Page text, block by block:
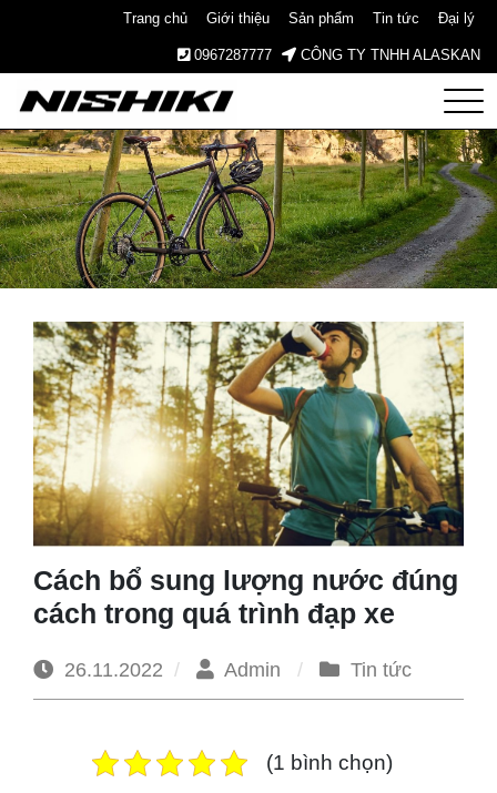
Trang chủ Giới thiệu Sản phẩm Tin tức Đại lý
0967287777 CÔNG TY TNHH ALASKAN
Nishiki
– Xe
Đạp
Nhật
Bản –
Since
1965
Cách bổ sung lượng nước đúng
cách trong quá trình đạp xe
26.11.2022 Admin Tin tức
(1 bình chọn)